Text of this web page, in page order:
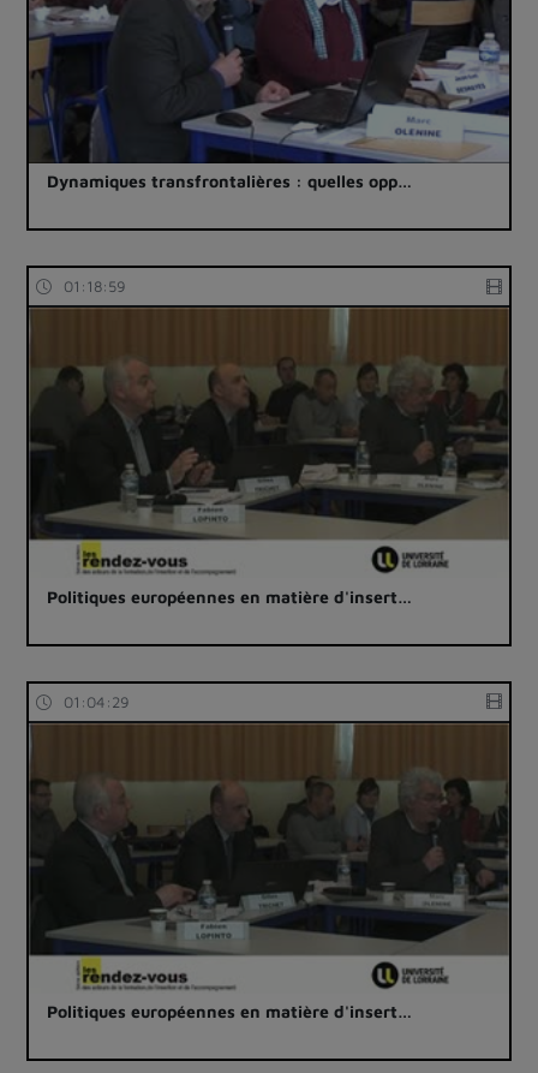
Dynamiques transfrontalières : quelles opp…
01:18:59
Politiques européennes en matière d'insert…
01:04:29
Politiques européennes en matière d'insert…